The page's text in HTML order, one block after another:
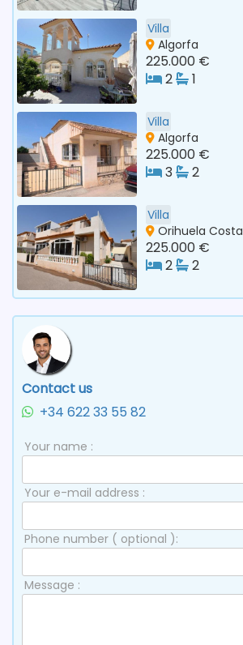
Villa
Algorfa
225.000 €
2
1
Villa
Algorfa
225.000 €
3
2
Villa
Orihuela Costa
225.000 €
2
2
Contact us
+34 622 33 55 82
Your name :
Your e-mail address :
Phone number ( optional ):
Message :